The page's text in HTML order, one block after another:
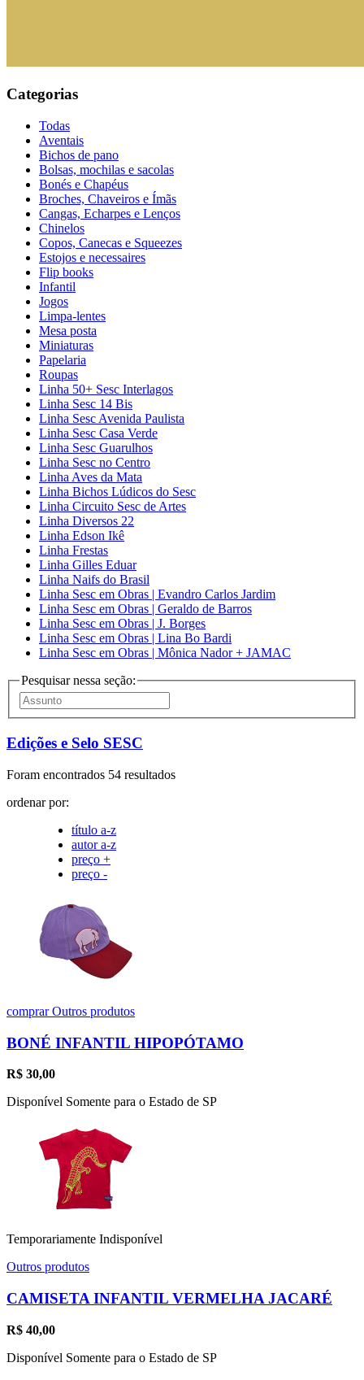
Categorias
Todas
Aventais
Bichos de pano
Bolsas, mochilas e sacolas
Bonés e Chapéus
Broches, Chaveiros e Ímãs
Cangas, Echarpes e Lenços
Chinelos
Copos, Canecas e Squeezes
Estojos e necessaires
Flip books
Infantil
Jogos
Limpa-lentes
Mesa posta
Miniaturas
Papelaria
Roupas
Linha 50+ Sesc Interlagos
Linha Sesc 14 Bis
Linha Sesc Avenida Paulista
Linha Sesc Casa Verde
Linha Sesc Guarulhos
Linha Sesc no Centro
Linha Aves da Mata
Linha Bichos Lúdicos do Sesc
Linha Circuito Sesc de Artes
Linha Diversos 22
Linha Edson Ikê
Linha Frestas
Linha Gilles Eduar
Linha Naifs do Brasil
Linha Sesc em Obras | Evandro Carlos Jardim
Linha Sesc em Obras | Geraldo de Barros
Linha Sesc em Obras | J. Borges
Linha Sesc em Obras | Lina Bo Bardi
Linha Sesc em Obras | Mônica Nador + JAMAC
Pesquisar nessa seção:
Edições e Selo SESC
Foram encontrados 54 resultados
ordenar por:
título a-z
autor a-z
preço +
preço -
comprarOutros produtos
BONÉ INFANTIL HIPOPÓTAMO
R$ 30,00
Disponível Somente para o Estado de SP
Temporariamente Indisponível
Outros produtos
CAMISETA INFANTIL VERMELHA JACARÉ
R$ 40,00
Disponível Somente para o Estado de SP